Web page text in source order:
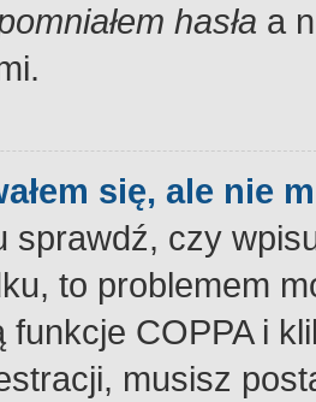
hasła a
się, ale nie
sprawdź, czy
to problemem
funkcje COPPA i
musisz